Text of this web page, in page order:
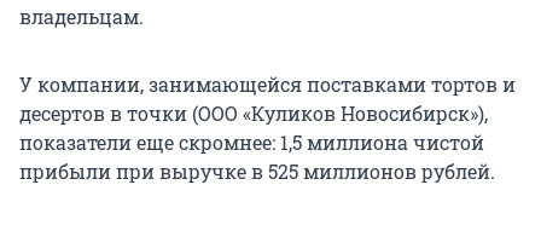
владельцам.
У компании, занимающейся поставками тортов и
десертов в точки (ООО «Куликов Новосибирск»),
показатели еще скромнее: 1,5 миллиона чистой
прибыли при выручке в 525 миллионов рублей.